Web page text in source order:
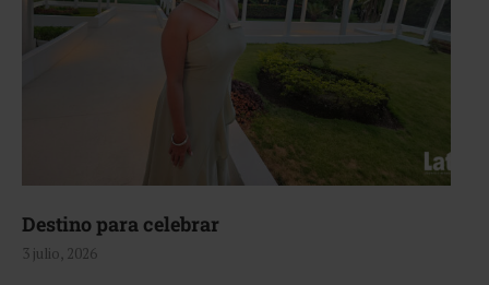
Destino para celebrar
3 julio, 2026